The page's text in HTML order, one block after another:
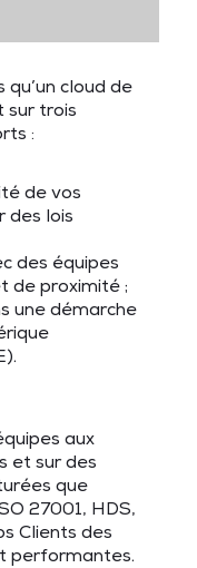
qu’un cloud de
sur trois
:
de vos
des lois
des équipes
de proximité ;
une démarche
aux
et sur des
que
27001, HDS,
Clients des
performantes.